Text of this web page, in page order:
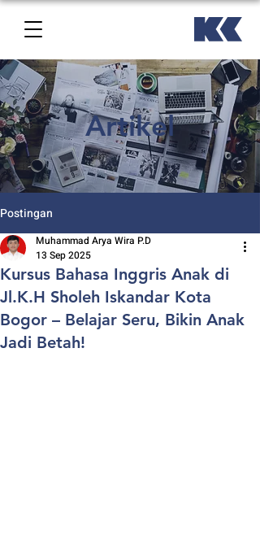
Artikel
Postingan
Kursus Bahasa Inggris Anak di
Jl.K.H Sholeh Iskandar Kota
Bogor – Belajar Seru, Bikin Anak
Jadi Betah!
Muhammad Arya Wira P.D
13 Sep 2025